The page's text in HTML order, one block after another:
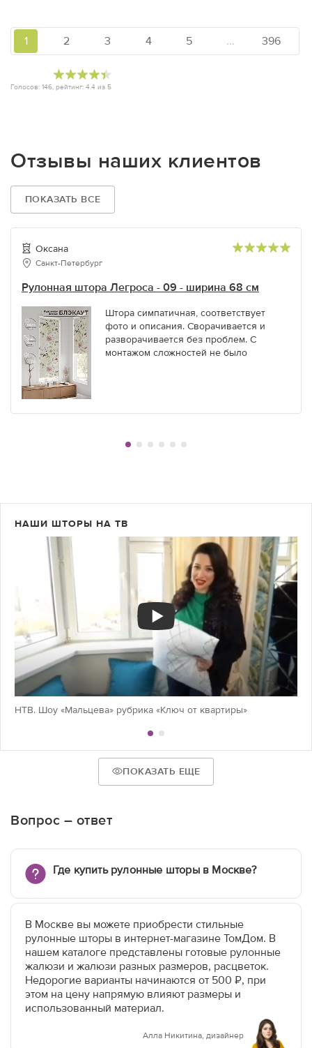
Голосов: 146, рейтинг: 4.4 из 5
1 2 3 4 5 ... 396
Отзывы наших клиентов
ПОКАЗАТЬ ВСЕ
Оксана
Санкт-Петербург
Рулонная штора Легроса - 09 - ширина 68 см
Штора симпатичная, соответствует
фото и описания. Сворачивается и
разворачивается без проблем. С
монтажом сложностей не было
НАШИ ШТОРЫ НА ТВ
НТВ. Шоу «Мальцева» рубрика «Ключ от квартиры»
ПОКАЗАТЬ ЕЩЕ
Вопрос – ответ
Где купить рулонные шторы в Москве?
В Москве вы можете приобрести стильные
рулонные шторы в интернет-магазине ТомДом. В
нашем каталоге представлены готовые рулонные
жалюзи и жалюзи разных размеров, расцветок.
Недорогие варианты начинаются от 500 ₽, при
этом на цену напрямую влияют размеры и
использованный материал.
Алла Никитина, дизайнер